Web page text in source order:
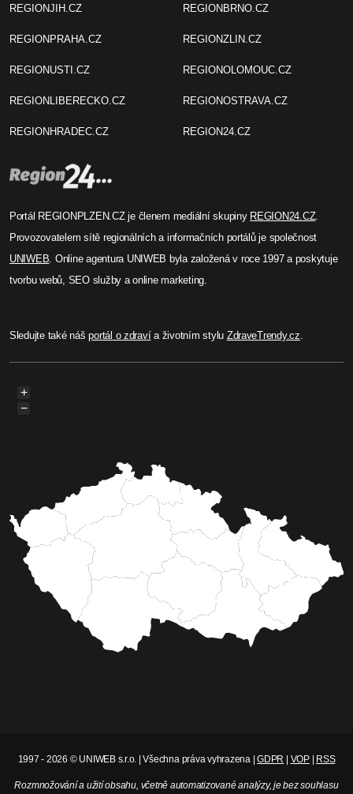
REGIONJIH.CZ
REGIONPRAHA.CZ
REGIONUSTI.CZ
REGIONLIBERECKO.CZ
REGIONHRADEC.CZ
REGIONBRNO.CZ
REGIONZLIN.CZ
REGIONOLOMOUC.CZ
REGIONOSTRAVA.CZ
REGION24.CZ
Portál REGIONPLZEN.CZ je členem mediální skupiny REGION24.CZ.
Provozovatelem sítě regionálních a informačních portálů je společnost
UNIWEB . Online agentura UNIWEB byla založená v roce 1997 a poskytuje
tvorbu webů, SEO služby a online marketing.
Sledujte také nášportál o zdravía životním stylu ZdraveTrendy.cz
+
−
1997 - 2026 © UNIWEB s.r.o. | Všechna práva vyhrazena |GDPR | VOP| RSS
Rozmnožování a užití obsahu, včetně automatizované analýzy, je bez souhlasu